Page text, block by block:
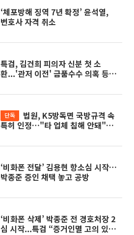
‘체포방해 징역 7년 확정’ 윤석열,
변호사 자격 취소
특검, 김건희 피의자 신분 첫 소
환...'관저 이전' 금품수수 의혹 등
단독
특허 인정…"타 업체 침해 안돼"
‘비화폰 전달’ 김용현 항소심 시작…
박종준 증인 채택 놓고 공방
‘비화폰 삭제’ 박종준 전 경호처장 2
심 시작...특검 “증거인멸 고의 있